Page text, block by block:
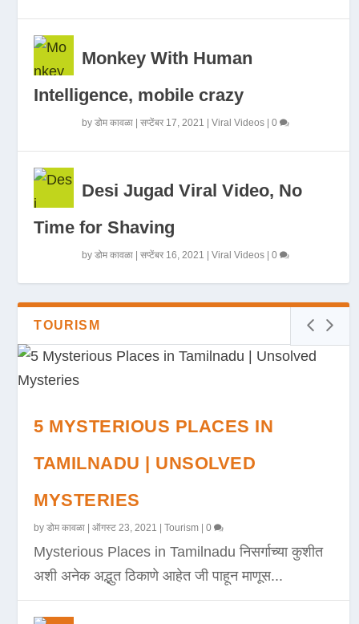
Monkey With Human
Intelligence, mobile crazy
byडोम कावळा |सप्टेंबर 17, 2021 |Viral Videos |0
Desi Jugad Viral Video, No
Time for Shaving
byडोम कावळा |सप्टेंबर 16, 2021 |Viral Videos |0
TOURISM
5 MYSTERIOUS PLACES IN
TAMILNADU | UNSOLVED
MYSTERIES
byडोम कावळा |ऑगस्ट 23, 2021 |Tourism |0
Mysterious Places in Tamilnadu निसर्गाच्या कुशीत
अशी अनेक अद्भुत ठिकाणे आहेत जी पाहून माणूस...